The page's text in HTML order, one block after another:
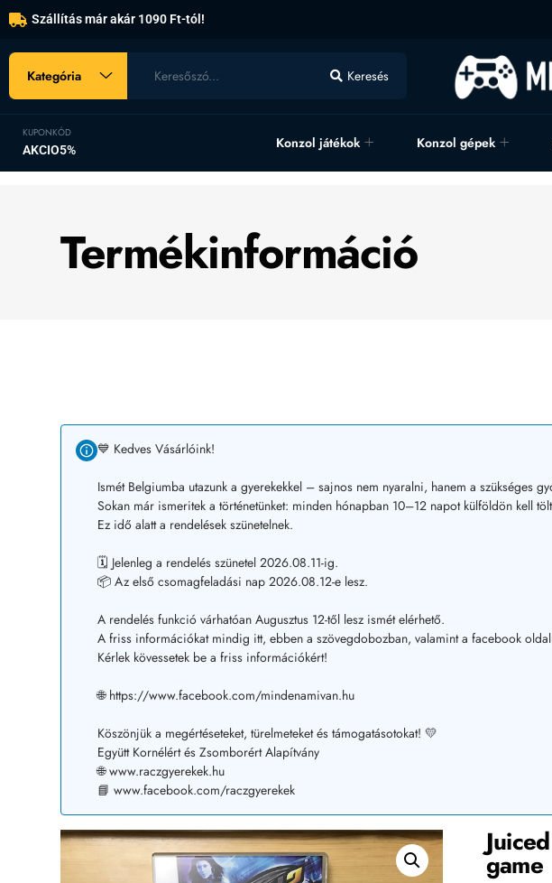
Szállítás már akár 1090 Ft-tól!
Kategória Keresés
KUPONKÓD
AKCIO5% Konzol játékok Konzol gépek
Termékinformáció
💙 Kedves Vásárlóink!
Ismét Belgiumba utazunk a gyerekekkel – sajnos nem nyaralni, hanem a szükséges
Sokan már ismeritek a történetünket: minden hónapban 10–12 napot külföldön kell
Ez idő alatt a rendelések szünetelnek.
🗓️ Jelenleg a rendelés szünetel 2026.08.11-ig.
📦 Az első csomagfeladási nap 2026.08.12-e lesz.
A rendelés funkció várhatóan Augusztus 12-től lesz ismét elérhető.
A friss információkat mindig itt, ebben a szövegdobozban, valamint a facebook
Kérlek kövessetek be a friss információkért!
🌐 https://www.facebook.com/mindenamivan.hu
Köszönjük a megértéseteket, türelmeteket és támogatásotokat! 💛
Együtt Kornélért és Zsomborért Alapítvány
🌐 www.raczgyerekek.hu
📘 www.facebook.com/raczgyerekek
game